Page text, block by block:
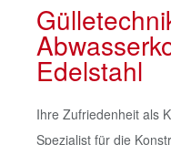
Edelstahl
Ihre Zufriedenheit als
Spezialist für die